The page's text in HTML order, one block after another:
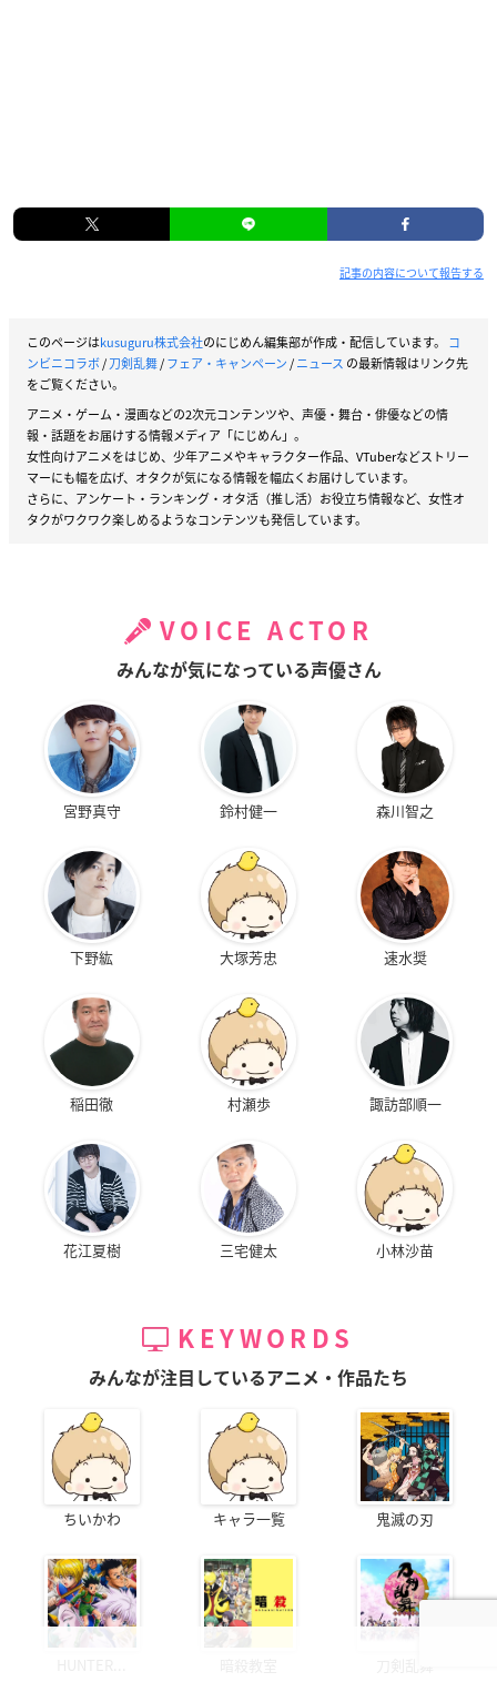
記事の内容について報告する
このページはkusuguru株式会社のにじめん編集部が作成・配信しています。 コ
ンビニコラボ/刀剣乱舞/フェア・キャンペーン/ニュース の最新情報はリンク先
をご覧ください。
アニメ・ゲーム・漫画などの2次元コンテンツや、声優・舞台・俳優などの情
報・話題をお届けする情報メディア「にじめん」。
女性向けアニメをはじめ、少年アニメやキャラクター作品、VTuberなどストリー
マーにも幅を広げ、オタクが気になる情報を幅広くお届けしています。
さらに、アンケート・ランキング・オタ活（推し活）お役立ち情報など、女性オ
タクがワクワク楽しめるようなコンテンツも発信しています。
VOICE ACTOR
みんなが気になっている声優さん
宮野真守 鈴村健一 森川智之
下野紘 大塚芳忠 速水奨
稲田徹 村瀬歩 諏訪部順一
花江夏樹 三宅健太 小林沙苗
KEYWORDS
みんなが注目しているアニメ・作品たち
ちいかわ キャラ一覧 鬼滅の刃